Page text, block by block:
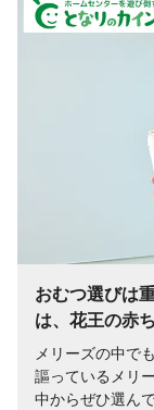
おむつ選びは
は、花王の赤
メリーズの中で
謳っているメリ
中からぜひ選ん